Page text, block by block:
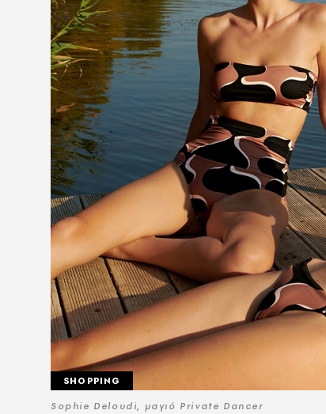
Sophie Deloudi, μαγιό Private Dancer
SHOPPING